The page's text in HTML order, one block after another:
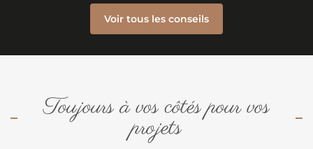
Voir tous les conseils
Toujours à vos côtés pour vos
projets